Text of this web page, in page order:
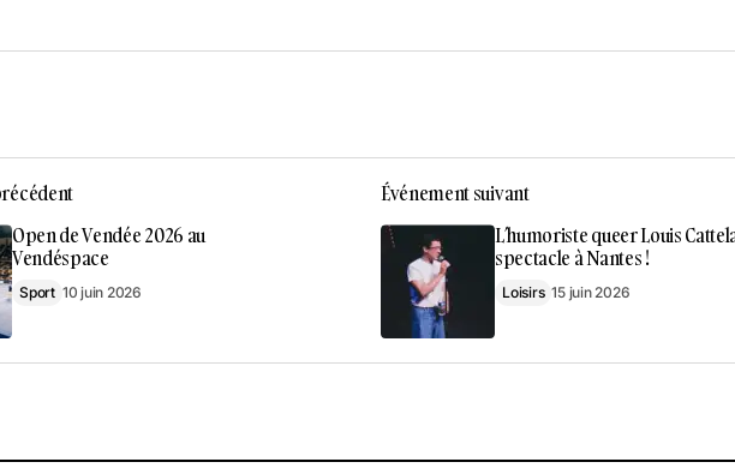
Open de Vendée 2026 au
Vendéspace
Sport 10 juin 2026
Événement suivant
L’humoriste queer Louis
spectacle à Nantes !
Loisirs 15 juin 2026